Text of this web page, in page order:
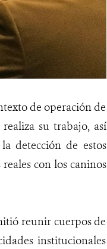
de operación de
su trabajo, así
detección de estos
con los caninos
reunir cuerpos de
institucionales